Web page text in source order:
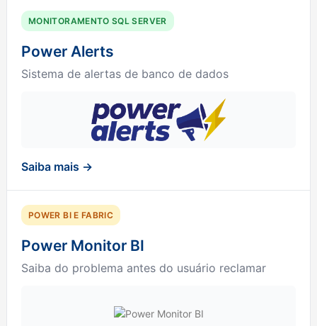
MONITORAMENTO SQL SERVER
Power Alerts
Sistema de alertas de banco de dados
Saiba mais →
POWER BI E FABRIC
Power Monitor BI
Saiba do problema antes do usuário reclamar